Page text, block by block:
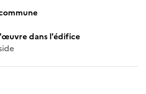
dans l'édifice